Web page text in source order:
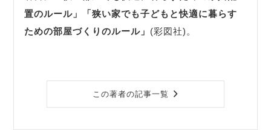
置のルール」
「狭い家でも子どもと快適に暮らす
ための部屋づくりのルール」 (彩図社)。
この著者の記事一覧